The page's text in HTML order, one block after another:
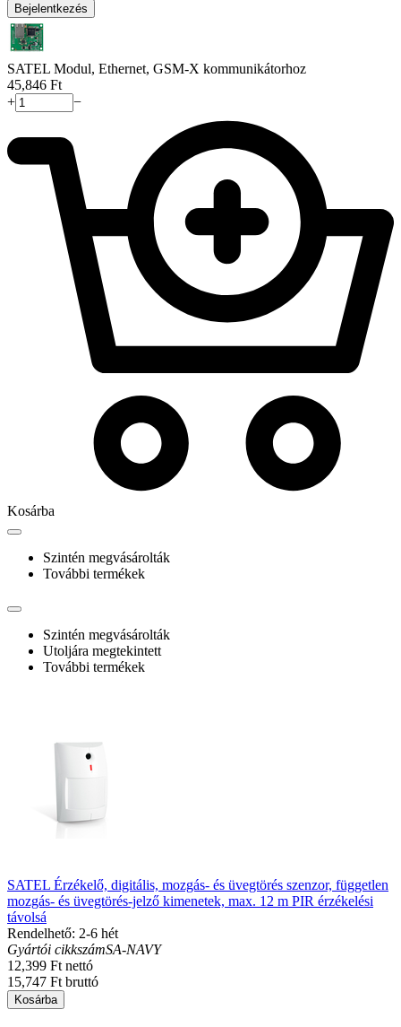
Bejelentkezés
SATEL Modul, Ethernet, GSM-X kommunikátorhoz
45,846 Ft
+
−
Kosárba
Szintén megvásárolták
További termékek
Szintén megvásárolták
Utoljára megtekintett
További termékek
SATEL Érzékelő, digitális, mozgás- és üvegtörés szenzor, független
mozgás- és üvegtörés-jelző kimenetek, max. 12 m PIR érzékelési
távolsá
Rendelhető: 2-6 hét
Gyártói cikkszámSA-NAVY
12,399 Ft nettó
15,747 Ft bruttó
Kosárba